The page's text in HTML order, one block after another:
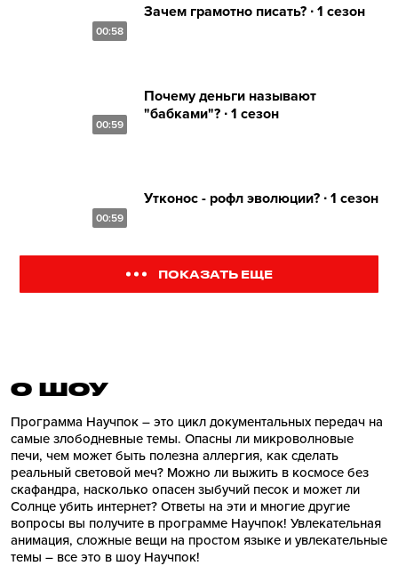
00:58
Зачем грамотно писать? ∙ 1 сезон
00:59
Почему деньги называют
"бабками"? ∙ 1 сезон
00:59
Утконос - рофл эволюции? ∙ 1 сезон
ПОКАЗАТЬ ЕЩЕ
О ШОУ
Программа Научпок – это цикл документальных передач на
самые злободневные темы. Опасны ли микроволновые
печи, чем может быть полезна аллергия, как сделать
реальный световой меч? Можно ли выжить в космосе без
скафандра, насколько опасен зыбучий песок и может ли
Солнце убить интернет? Ответы на эти и многие другие
вопросы вы получите в программе Научпок! Увлекательная
анимация, сложные вещи на простом языке и увлекательные
темы – все это в шоу Научпок!